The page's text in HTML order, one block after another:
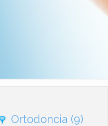
(95)
Ortodoncia (9)